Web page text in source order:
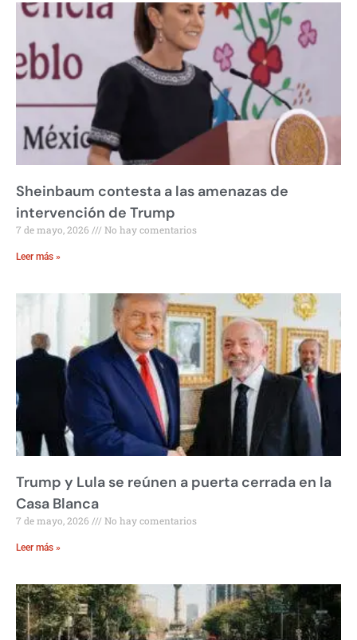
Sheinbaum contesta a las amenazas de
intervención de Trump
7 de mayo, 2026 No hay comentarios
Leer más »
Trump y Lula se reúnen a puerta cerrada en la
Casa Blanca
7 de mayo, 2026 No hay comentarios
Leer más »